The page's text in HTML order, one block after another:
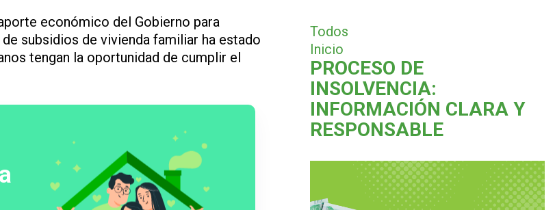
económico del Gobierno para
subsidios de vivienda familiar ha estado
tengan la oportunidad de cumplir el
Todos
Inicio
PROCESO DE
INSOLVENCIA:
INFORMACIÓN CLARA Y
RESPONSABLE